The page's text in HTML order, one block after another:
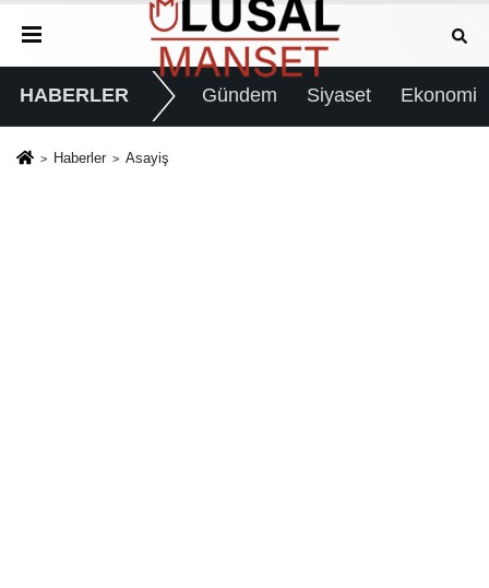
HABERLER Gündem Siyaset Ekonomi
Haberler Asayiş